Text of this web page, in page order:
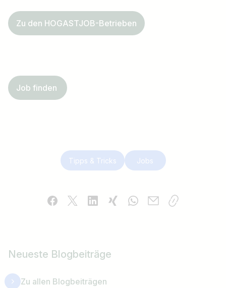
Zu den HOGASTJOB-Betrieben
Job finden
Tipps & Tricks Jobs
Neueste Blogbeiträge
Zu allen Blogbeiträgen